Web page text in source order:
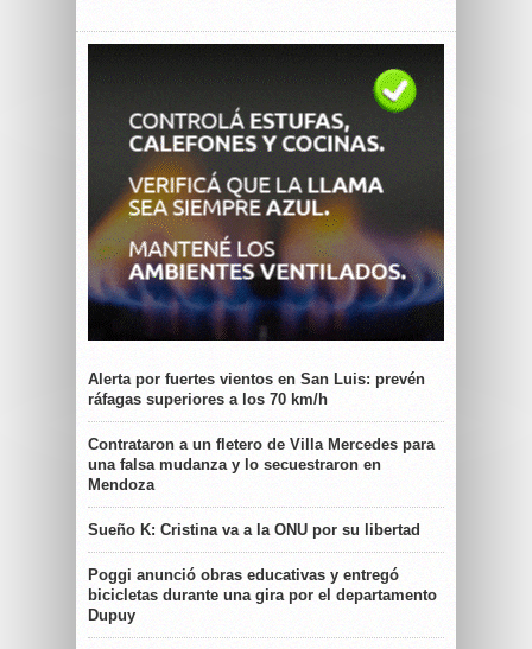
Alerta por fuertes vientos en San Luis: prevén
ráfagas superiores a los 70 km/h
Contrataron a un fletero de Villa Mercedes para
una falsa mudanza y lo secuestraron en
Mendoza
Sueño K: Cristina va a la ONU por su libertad
Poggi anunció obras educativas y entregó
bicicletas durante una gira por el departamento
Dupuy